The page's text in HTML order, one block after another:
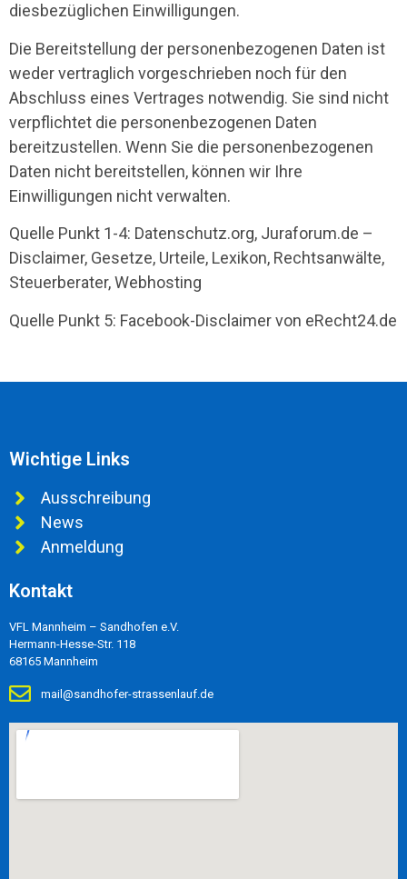
diesbezüglichen Einwilligungen.
Die Bereitstellung der personenbezogenen Daten ist
weder vertraglich vorgeschrieben noch für den
Abschluss eines Vertrages notwendig. Sie sind nicht
verpflichtet die personenbezogenen Daten
bereitzustellen. Wenn Sie die personenbezogenen
Daten nicht bereitstellen, können wir Ihre
Einwilligungen nicht verwalten.
Quelle Punkt 1-4: Datenschutz.org, Juraforum.de –
Disclaimer, Gesetze, Urteile, Lexikon, Rechtsanwälte,
Steuerberater, Webhosting
Quelle Punkt 5: Facebook-Disclaimer von eRecht24.de
Wichtige Links
Ausschreibung
News
Anmeldung
Kontakt
VFL Mannheim – Sandhofen e.V.
Hermann-Hesse-Str. 118
68165 Mannheim
mail@sandhofer-strassenlauf.de